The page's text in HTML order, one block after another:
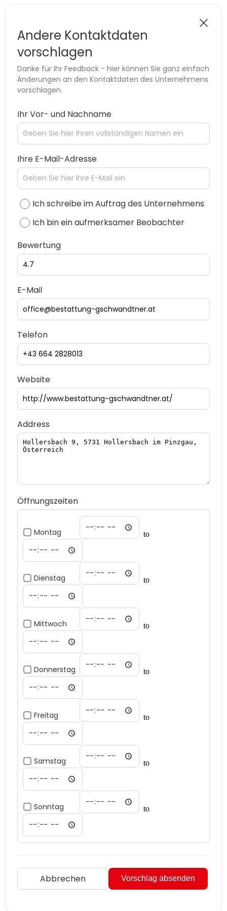
Andere Kontaktdaten
vorschlagen
Danke für Ihr Feedback - hier können Sie ganz einfach
Änderungen an den Kontaktdaten des Unternehmens
vorschlagen.
Ihr Vor- und Nachname
Ihre E-Mail-Adresse
Ich schreibe im Auftrag des Unternehmens
Ich bin ein aufmerksamer Beobachter
Bewertung
E-Mail
Telefon
Website
Address
Öffnungszeiten
Montag to
Dienstag to
Mittwoch to
Donnerstag to
Freitag to
Samstag to
Sonntag to
Abbrechen Vorschlag absenden